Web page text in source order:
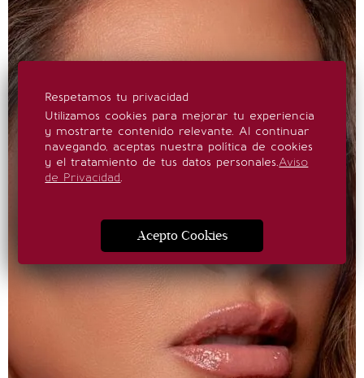
Respetamos tu privacidad
Utilizamos cookies para mejorar tu experiencia
y mostrarte contenido relevante. Al continuar
navegando, aceptas nuestra política de cookies
y el tratamiento de tus datos personales.Aviso
de Privacidad.
Acepto Cookies